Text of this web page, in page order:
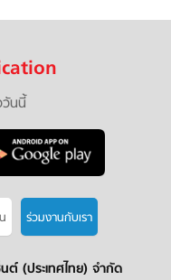
วันนี้
ร่วมงานกับเรา
ต์ (ประเทศไทย) จำกัด